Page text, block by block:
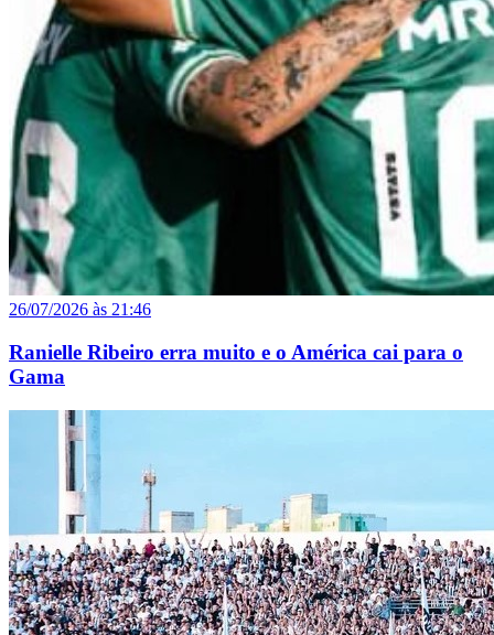
26/07/2026 às 21:46
Ranielle Ribeiro erra muito e o América cai para o
Gama